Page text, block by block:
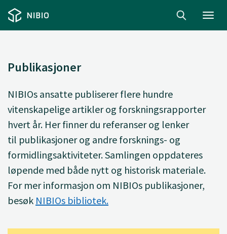
Publikasjoner
NIBIOs ansatte publisererflere hundre
vitenskapelige artikler og forskningsrapporter
hvert år. Her finner du referanser og lenker
til publikasjoner og andre forsknings- og
formidlingsaktiviteter. Samlingen oppdateres
løpende med både nytt og historisk materiale.
For mer informasjon om NIBIOs publikasjoner,
besøk NIBIOs bibliotek.